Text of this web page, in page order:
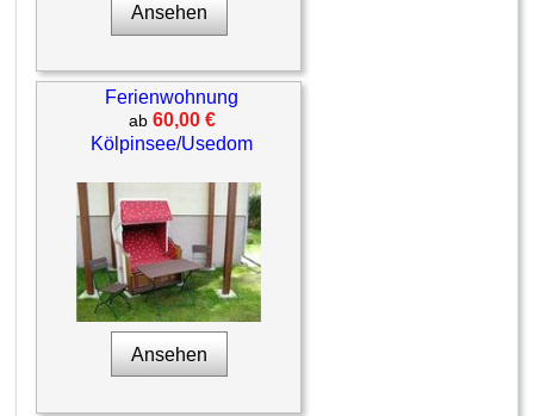
Ansehen
Ferienwohnung
ab 60,00 €
Kölpinsee/Usedom
Ansehen